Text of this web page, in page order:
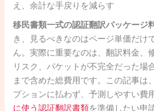
え、余計な手戻りを減らす
移民書類一式の認証翻訳パッケージ
き、見るべきなのはページ単価だけ
ん。実際に重要なのは、翻訳料金、
リスク、パケットが不完全だった場
まで含めた総費用です。この記事は
プションに払わず、予測しやすい費
に使う認証翻訳書類を準備したい申